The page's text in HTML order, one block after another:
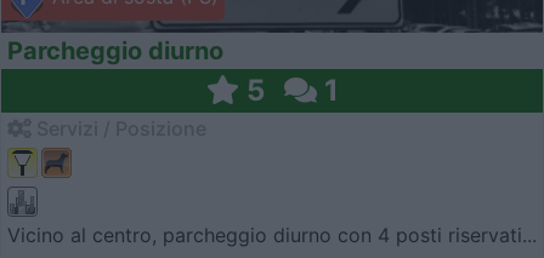
Parcheggio diurno
5 1
Vicino al centro, parcheggio diurno con 4 posti riservati...